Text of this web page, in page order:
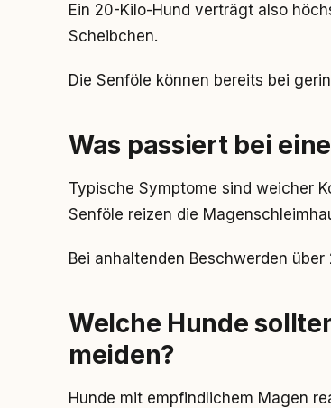
Ein 20-Kilo-Hund verträgt also
Scheibchen.
Die Senföle können bereits bei
Was passiert bei
Typische Symptome sind weicher
Senföle reizen die
Bei anhaltenden Beschwerden
Welche Hunde
meiden?
Hunde mit empfindlichem Magen